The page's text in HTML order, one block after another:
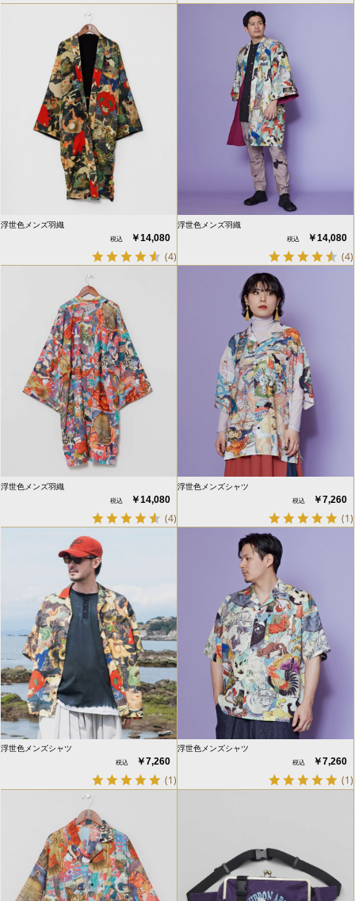
浮世色メンズ羽織
￥14,080
(4)
浮世色メンズ羽織
￥14,080
(4)
浮世色メンズ羽織
￥14,080
(4)
浮世色メンズシャツ
￥7,260
(1)
浮世色メンズシャツ
￥7,260
(1)
浮世色メンズシャツ
￥7,260
(1)